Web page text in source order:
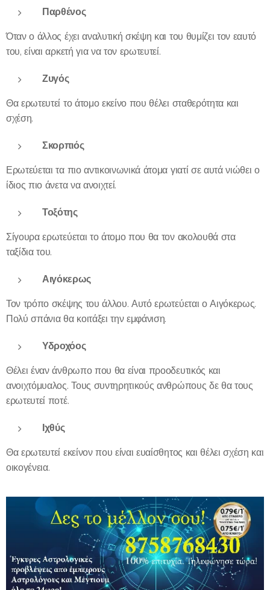
Παρθένος
Όταν ο άλλος έχει αναλυτική σκέψη και του θυμίζει τον εαυτό
του, είναι αρκετή για να τον ερωτευτεί.
Ζυγός
Θα ερωτευτεί το άτομο εκείνο που θέλει σταθερότητα και
σχέση.
Σκορπιός
Ερωτεύεται τα πιο αντικοινωνικά άτομα γιατί σε αυτά νιώθει ο
ίδιος πιο άνετα να ανοιχτεί.
Τοξότης
Σίγουρα ερωτεύεται το άτομο που θα τον ακολουθά στα
ταξίδια του.
Αιγόκερως
Τον τρόπο σκέψης του άλλου. Αυτό ερωτεύεται ο Αιγόκερως.
Πολύ σπάνια θα κοιτάξει την εμφάνιση.
Υδροχόος
Θέλει έναν άνθρωπο που θα είναι προοδευτικός και
ανοιχτόμυαλος. Τους συντηρητικούς ανθρώπους δε θα τους
ερωτευτεί ποτέ.
Ιχθύς
Θα ερωτευτεί εκείνον που είναι ευαίσθητος και θέλει σχέση και
οικογένεια.